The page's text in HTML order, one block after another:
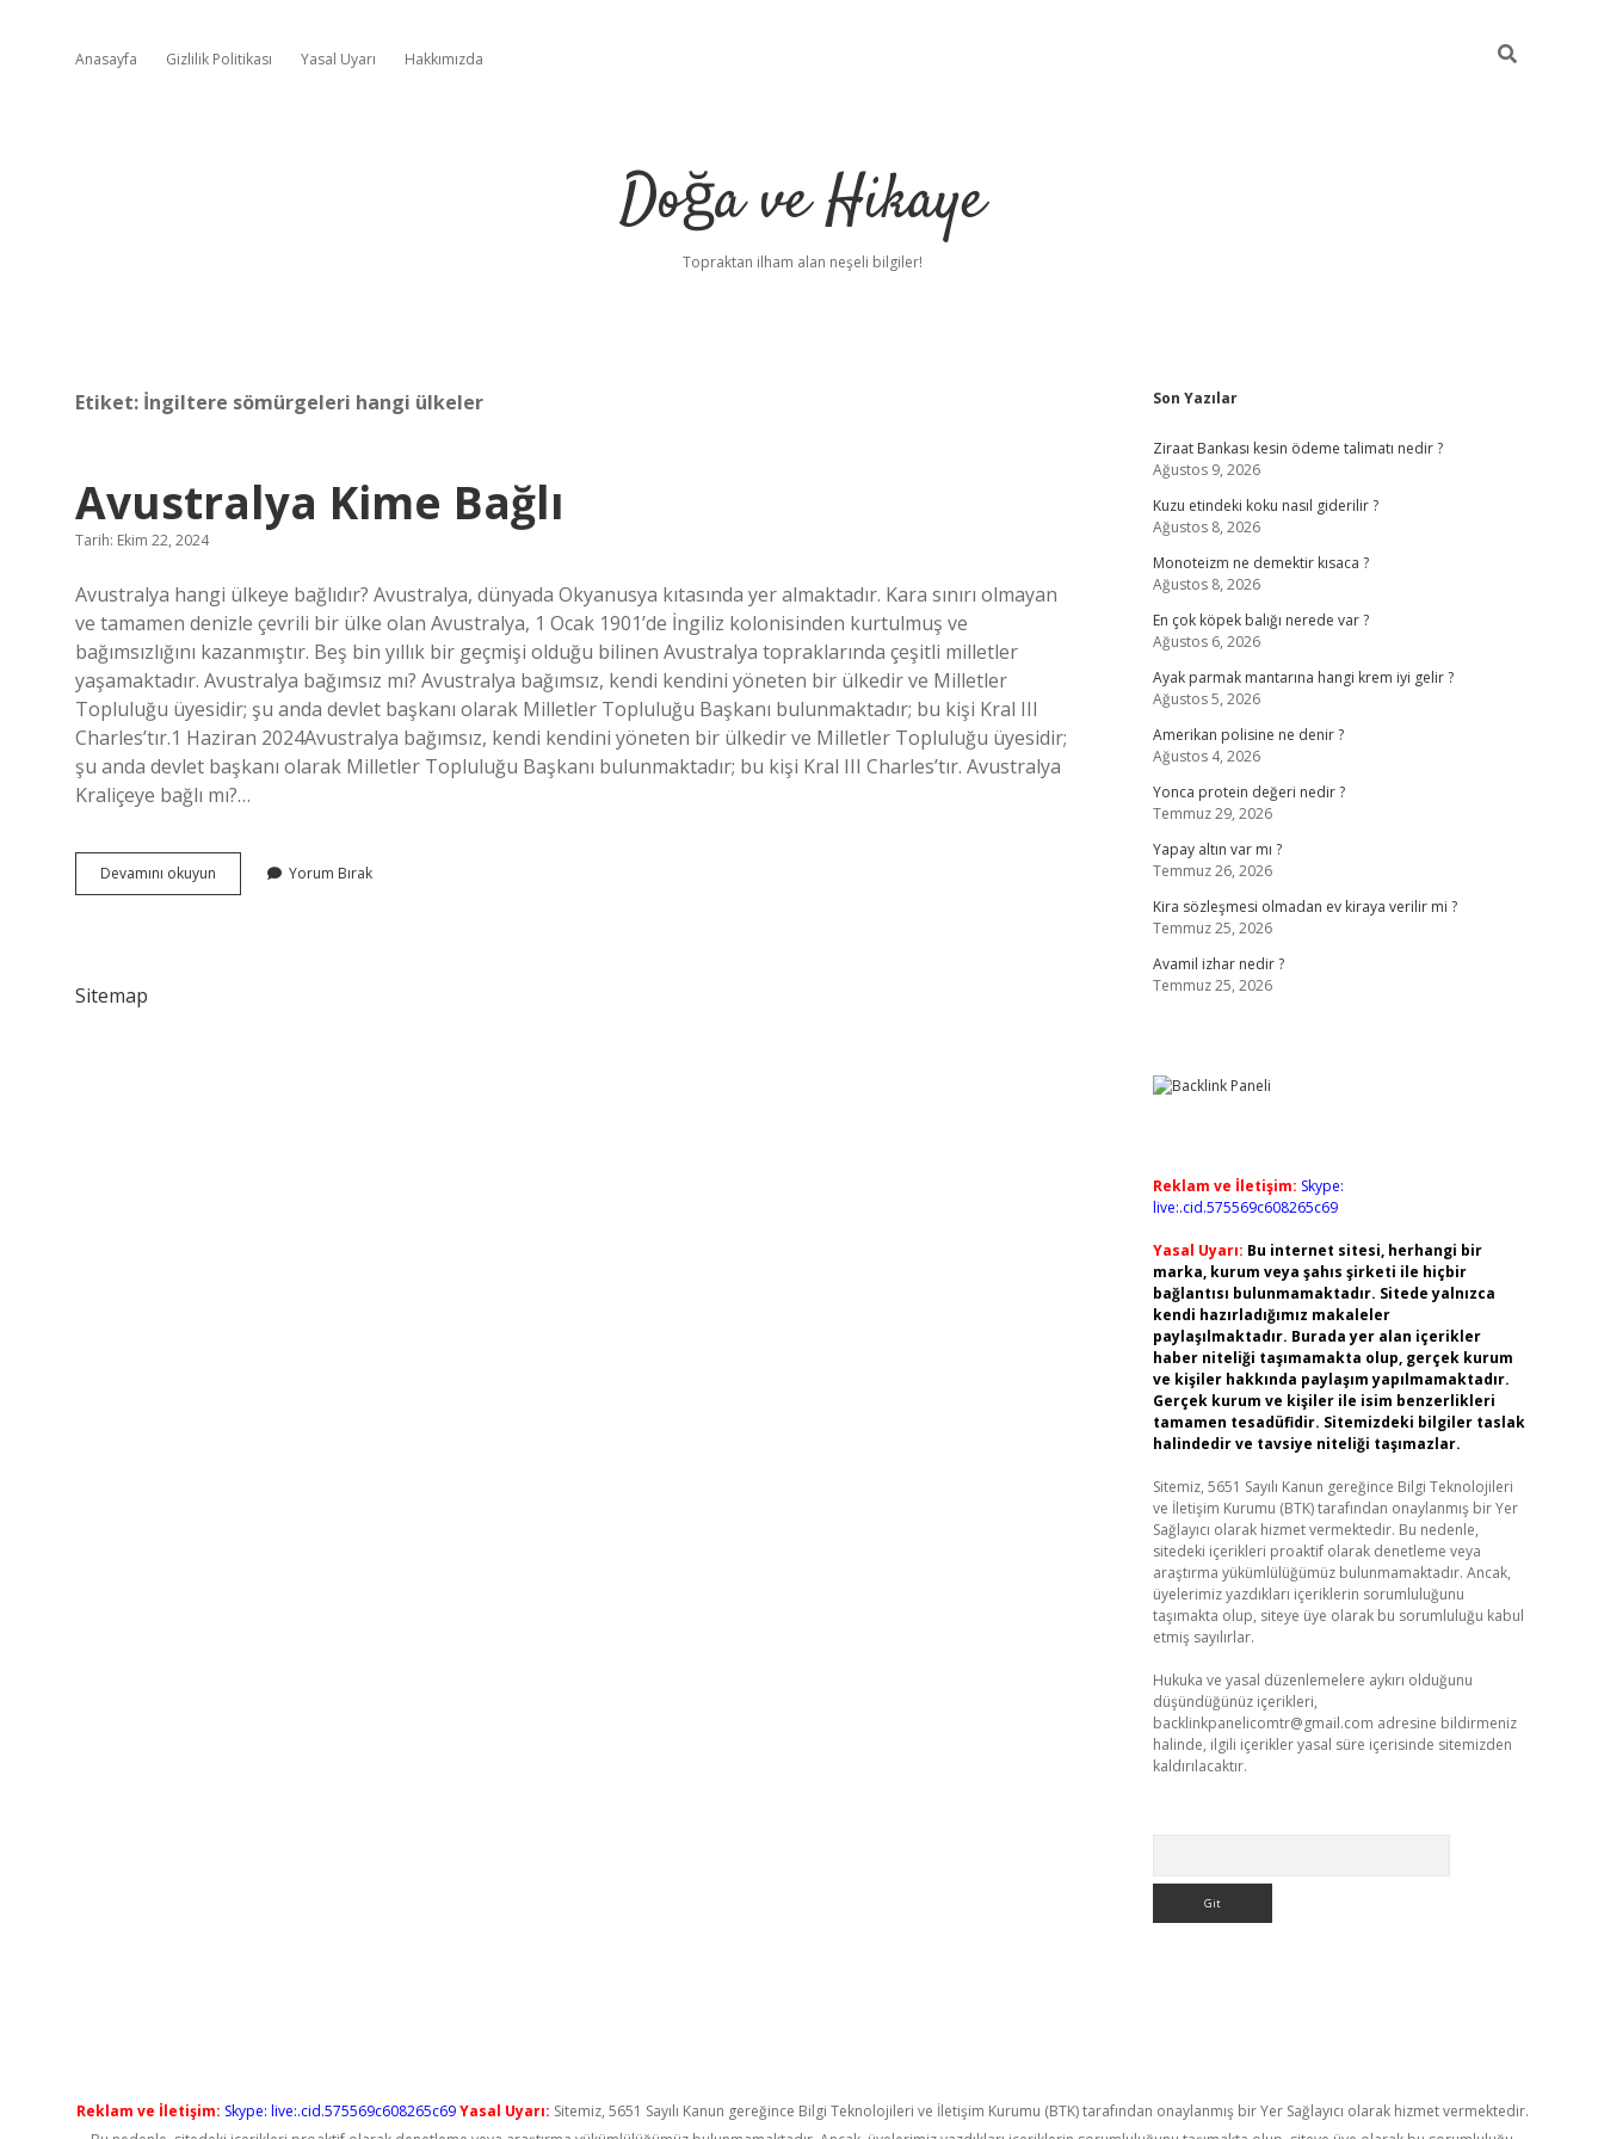
Anasayfa Gizlilik Politikası Yasal Uyarı Hakkımızda
Doğa ve Hikaye
Topraktan ilham alan neşeli bilgiler!
Etiket: İngiltere sömürgeleri hangi ülkeler
Avustralya Kime Bağlı
Tarih: Ekim 22, 2024
Avustralya hangi ülkeye bağlıdır? Avustralya, dünyada Okyanusya kıtasında yer almaktadır. Kara sınırı olmayan
ve tamamen denizle çevrili bir ülke olan Avustralya, 1 Ocak 1901’de İngiliz kolonisinden kurtulmuş ve
bağımsızlığını kazanmıştır. Beş bin yıllık bir geçmişi olduğu bilinen Avustralya topraklarında çeşitli milletler
yaşamaktadır. Avustralya bağımsız mı? Avustralya bağımsız, kendi kendini yöneten bir ülkedir ve Milletler
Topluluğu üyesidir; şu anda devlet başkanı olarak Milletler Topluluğu Başkanı bulunmaktadır; bu kişi Kral III
Charles’tır.1 Haziran 2024Avustralya bağımsız, kendi kendini yöneten bir ülkedir ve Milletler Topluluğu üyesidir;
şu anda devlet başkanı olarak Milletler Topluluğu Başkanı bulunmaktadır; bu kişi Kral III Charles’tır. Avustralya
Kraliçeye bağlı mı?…
Devamını okuyun Avustralya
Kime
Yorum Bırak
Sitemap
Sidebar
Son Yazılar
Ziraat Bankası kesin ödeme talimatı nedir ?
Ağustos 9, 2026
Kuzu etindeki koku nasıl giderilir ?
Ağustos 8, 2026
Monoteizm ne demektir kısaca ?
Ağustos 8, 2026
En çok köpek balığı nerede var ?
Ağustos 6, 2026
Ayak parmak mantarına hangi krem iyi gelir ?
Ağustos 5, 2026
Amerikan polisine ne denir ?
Ağustos 4, 2026
Yonca protein değeri nedir ?
Temmuz 29, 2026
Yapay altın var mı ?
Temmuz 26, 2026
Kira sözleşmesi olmadan ev kiraya verilir mi ?
Temmuz 25, 2026
Avamil izhar nedir ?
Temmuz 25, 2026
Reklam ve İletişim: Skype:
live:.cid.575569c608265c69
Yasal Uyarı: Bu internet sitesi, herhangi bir
marka, kurum veya şahıs şirketi ile hiçbir
bağlantısı bulunmamaktadır. Sitede yalnızca
kendi hazırladığımız makaleler
paylaşılmaktadır. Burada yer alan içerikler
haber niteliği taşımamakta olup, gerçek kurum
ve kişiler hakkında paylaşım yapılmamaktadır.
Gerçek kurum ve kişiler ile isim benzerlikleri
tamamen tesadüfidir. Sitemizdeki bilgiler taslak
halindedir ve tavsiye niteliği taşımazlar.
Sitemiz, 5651 Sayılı Kanun gereğince Bilgi Teknolojileri
ve İletişim Kurumu (BTK) tarafından onaylanmış bir Yer
Sağlayıcı olarak hizmet vermektedir. Bu nedenle,
sitedeki içerikleri proaktif olarak denetleme veya
araştırma yükümlülüğümüz bulunmamaktadır. Ancak,
üyelerimiz yazdıkları içeriklerin sorumluluğunu
taşımakta olup, siteye üye olarak bu sorumluluğu kabul
etmiş sayılırlar.
Hukuka ve yasal düzenlemelere aykırı olduğunu
düşündüğünüz içerikleri,
backlinkpanelicomtr@gmail.com adresine bildirmeniz
halinde, ilgili içerikler yasal süre içerisinde sitemizden
kaldırılacaktır.
Reklam ve İletişim: Skype: live:.cid.575569c608265c69 Yasal Uyarı: Sitemiz, 5651 Sayılı Kanun gereğince Bilgi Teknolojileri ve İletişim Kurumu (BTK) tarafından onaylanmış bir Yer Sağlayıcı olarak hizmet vermektedir.